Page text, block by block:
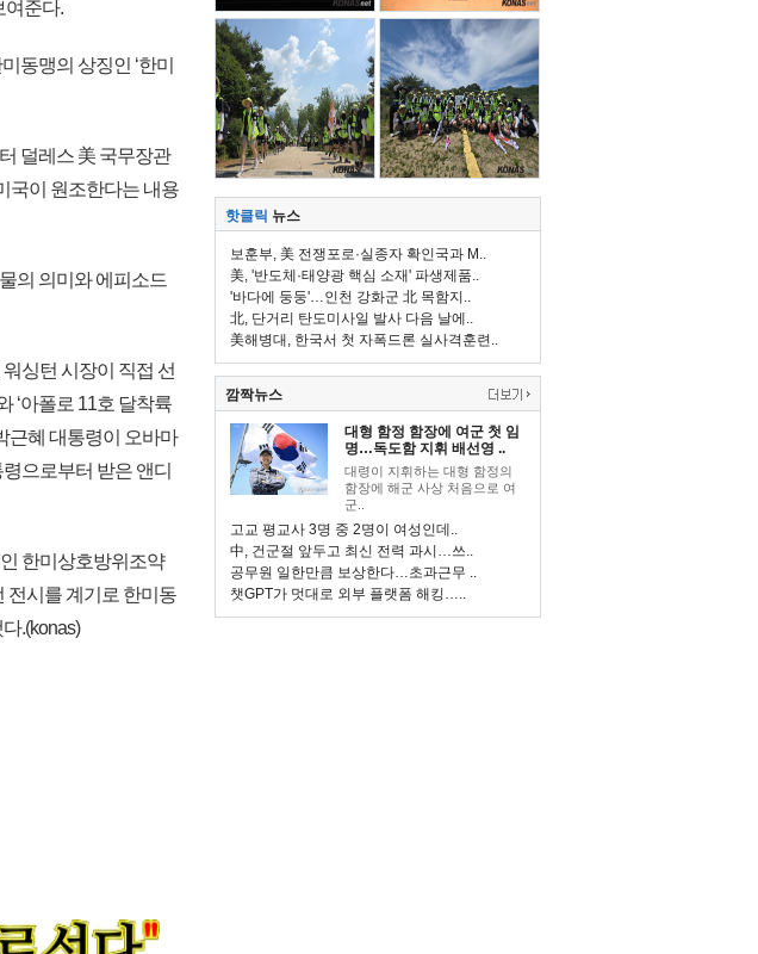
여준다.
동맹의 상징인 ‘한미
덜레스 美 국무장관
국이 원조한다는 내용
의 의미와 에피소드
싱턴 시장이 직접 선
‘아폴로 11호 달착륙
근혜 대통령이 오바마
으로부터 받은 앤디
한미상호방위조약
전시를 계기로 한미동
.(konas)
핫클릭 뉴스
보훈부, 美 전쟁포로·실종자 확인국과 M..
美, '반도체·태양광 핵심 소재' 파생제품..
'바다에 둥둥'…인천 강화군 北 목함지..
北, 단거리 탄도미사일 발사 다음 날에..
美해병대, 한국서 첫 자폭드론 실사격훈련..
깜짝뉴스
대형 함정 함장에 여군 첫 임
명…독도함 지휘 배선영 ..
대령이 지휘하는 대형 함정의
함장에 해군 사상 처음으로 여
군..
고교 평교사 3명 중 2명이 여성인데..
中, 건군절 앞두고 최신 전력 과시…쓰..
공무원 일한만큼 보상한다…초과근무 ..
챗GPT가 멋대로 외부 플랫폼 해킹…..